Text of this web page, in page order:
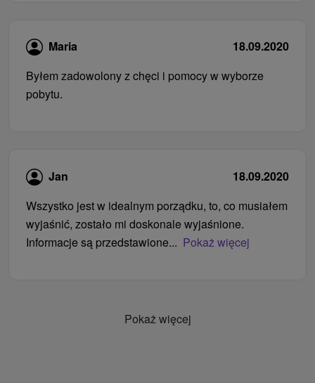
Maria
18.09.2020
Byłem zadowolony z chęci i pomocy w wyborze
pobytu.
Jan
18.09.2020
Wszystko jest w idealnym porządku, to, co musiałem
wyjaśnić, zostało mi doskonale wyjaśnione.
Informacje są przedstawione... Pokaż więcej
Pokaż więcej